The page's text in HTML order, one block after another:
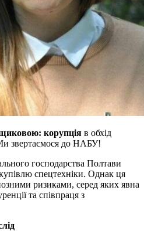
корупція в обхід
звертаємося до НАБУ!
господарства Полтави
спецтехніки. Однак ця
ризиками, серед яких явна
та співпраця з